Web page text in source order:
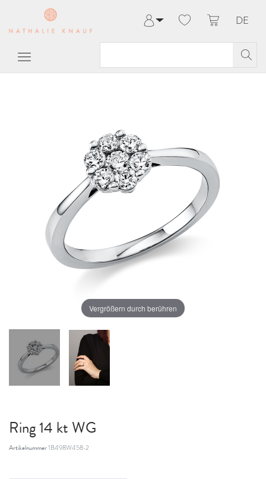
Meine Bestellungen
DE
Vergrößern durch berühren
Ring 14 kt WG
Artikelnummer1B498W458-2